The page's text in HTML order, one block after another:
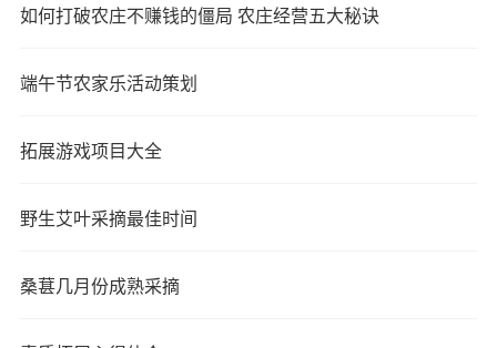
如何打破农庄不赚钱的僵局 农庄经营五大秘诀
端午节农家乐活动策划
拓展游戏项目大全
野生艾叶采摘最佳时间
桑葚几月份成熟采摘